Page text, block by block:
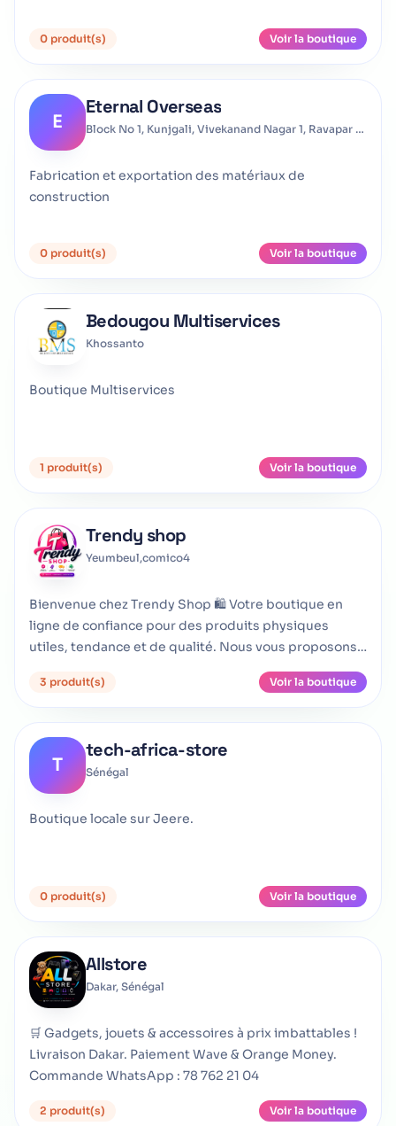
0 produit(s) Voir la boutique
E
Eternal Overseas
Block No 1, Kunjgali, Vivekanand Nagar 1, Ravapar Road, Morbi - 363641 Gujarat, India
Fabrication et exportation des matériaux de
construction
0 produit(s) Voir la boutique
Bedougou Multiservices
Khossanto
Boutique Multiservices
1 produit(s) Voir la boutique
Trendy shop
Yeumbeul,comico4
Bienvenue chez Trendy Shop 🛍️ Votre boutique en
ligne de confiance pour des produits physiques
utiles, tendance et de qualité. Nous vous proposons
3 produit(s) Voir la boutique
T
tech-africa-store
Sénégal
Boutique locale sur Jeere.
0 produit(s) Voir la boutique
Allstore
Dakar, Sénégal
🛒 Gadgets, jouets & accessoires à prix imbattables !
Livraison Dakar. Paiement Wave & Orange Money.
Commande WhatsApp : 78 762 21 04
2 produit(s) Voir la boutique